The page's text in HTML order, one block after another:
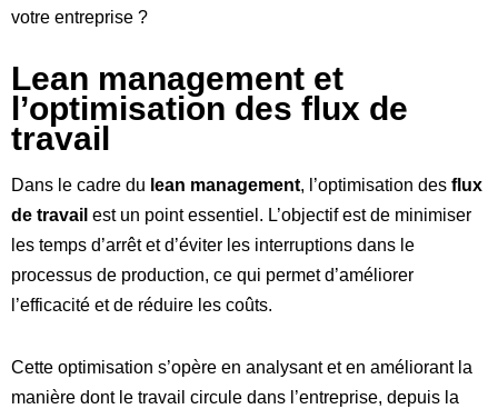
votre entreprise ?
Lean management et
l’optimisation des flux de
travail
Dans le cadre du lean management, l’optimisation des flux
de travail est un point essentiel. L’objectif est de minimiser
les temps d’arrêt et d’éviter les interruptions dans le
processus de production, ce qui permet d’améliorer
l’efficacité et de réduire les coûts.
Cette optimisation s’opère en analysant et en améliorant la
manière dont le travail circule dans l’entreprise, depuis la